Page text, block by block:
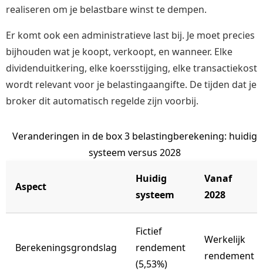
realiseren om je belastbare winst te dempen.
Er komt ook een administratieve last bij. Je moet precies
bijhouden wat je koopt, verkoopt, en wanneer. Elke
dividenduitkering, elke koersstijging, elke transactiekost
wordt relevant voor je belastingaangifte. De tijden dat je
broker dit automatisch regelde zijn voorbij.
Veranderingen in de box 3 belastingberekening: huidig
systeem versus 2028
Aspect
Huidig
systeem
Vanaf
2028
Berekeningsgrondslag
Fictief
rendement
(5,53%)
Werkelijk
rendement